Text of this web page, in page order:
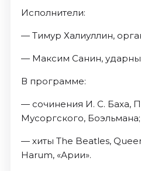
Исполнители:
— Тимур Халиуллин,
— Максим Санин,
В программе:
— сочинения И. С. Баха,
Мусоргского, Боэльмана;
— хиты The Beatles,
Harum, «Арии».